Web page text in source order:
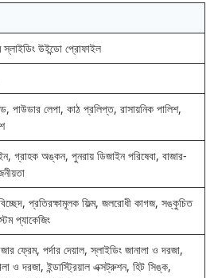
স্লাইডিং উইন্ডো প্রোফাইল
পাউডার লেপা, কাঠ প্রলিপ্ত, রাসায়নিক পালিশ,
গ্রাহক অঙ্কন, পুনরায় ডিজাইন পরিষেবা, বাজার-
প্রতিরক্ষামূলক ফিল্ম, জলরোধী কাগজ, সঙ্কুচিত
প্যাকেজিং
ফ্রেম, পর্দার দেয়াল, স্লাইডিং জানালা ও দরজা,
ও দরজা, ইন্ডাস্ট্রিয়াল এক্সট্রুশন, হিট সিঙ্ক,